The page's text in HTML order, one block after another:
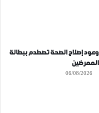
وعود إصلاح الصحة تصطدم ببطالة
الممرضين
06/08/2026